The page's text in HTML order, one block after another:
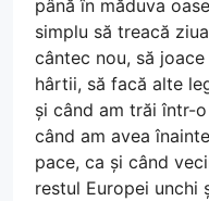
până în măduva
simplu să treacă
cântec nou, să
hârtii, să facă alte
și când am trăi într-
când am avea
pace, ca și când
restul Europei unchi